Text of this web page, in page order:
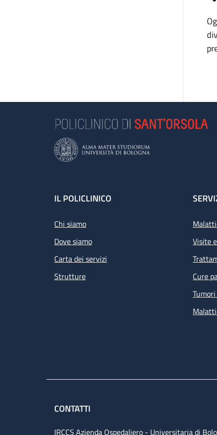
Footer
IL POLICLINICO
Chi siamo
Dove siamo
Carta dei servizi
Strutture
Visite
Cure
CONTATTI
IRCCS Azienda Ospedaliero - Universitaria di